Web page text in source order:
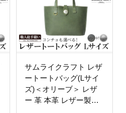
サムライクラフト レザ
ートートバッグ(Lサイ
ズ)＜オリーブ＞ レザ
ー 革 本革 レザー製品